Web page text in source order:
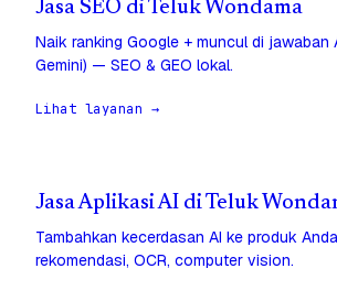
Jasa SEO di Teluk Wondama
Naik ranking Google + muncul di jawaban
Gemini) — SEO & GEO lokal.
Lihat layanan →
Jasa Aplikasi AI di Teluk
Tambahkan kecerdasan AI ke produk
rekomendasi, OCR, computer vision.